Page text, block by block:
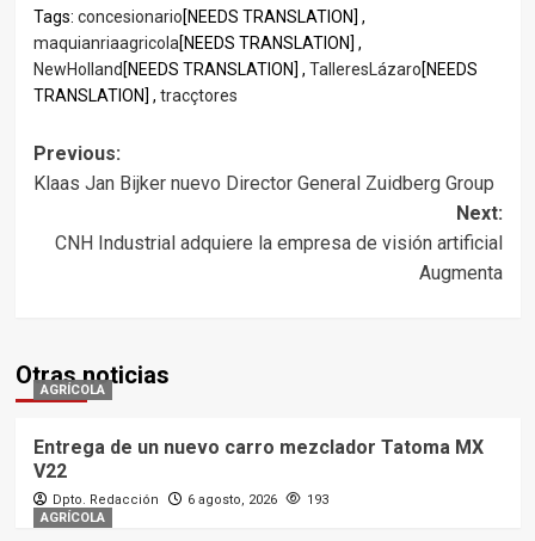
Tags: concesionario[NEEDS TRANSLATION] ,
maquianriaagricola[NEEDS TRANSLATION] ,
NewHolland [NEEDS TRANSLATION] , TalleresLázaro[NEEDS
TRANSLATION] , tracçtores
Post
navigation
Previous:
Klaas Jan Bijker nuevo Director General Zuidberg Group
Next:
CNH Industrial adquiere la empresa de visión artificial
Augmenta
Otras noticias
AGRÍCOLA
Entrega de un nuevo carro mezclador Tatoma MX
V22
Dpto. Redacción 6 agosto, 2026
193
AGRÍCOLA